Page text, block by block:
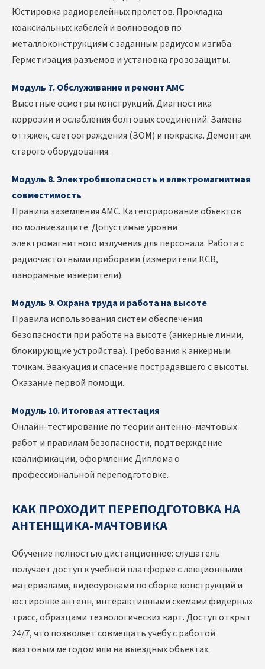
Юстировка радиорелейных пролетов. Прокладка
коаксиальных кабелей и волноводов по
металлоконструкциям с заданным радиусом изгиба.
Герметизация разъемов и установка грозозащиты.
Модуль 7. Обслуживание и ремонт АМС
Высотные осмотры конструкций. Диагностика
коррозии и ослабления болтовых соединений. Замена
оттяжек, светоограждения (ЗОМ) и покраска. Демонтаж
старого оборудования.
Модуль 8. Электробезопасность и электромагнитная
совместимость
Правила заземления АМС. Категорирование объектов
по молниезащите. Допустимые уровни
электромагнитного излучения для персонала. Работа с
радиочастотными приборами (измерители КСВ,
панорамные измерители).
Модуль 9. Охрана труда и работа на высоте
Правила использования систем обеспечения
безопасности при работе на высоте (анкерные линии,
блокирующие устройства). Требования к анкерным
точкам. Эвакуация и спасение пострадавшего с высоты.
Оказание первой помощи.
Модуль 10. Итоговая аттестация
Онлайн-тестирование по теории антенно-мачтовых
работ и правилам безопасности, подтверждение
квалификации, оформление Диплома о
профессиональной переподготовке.
КАК ПРОХОДИТ ПЕРЕПОДГОТОВКА НА
АНТЕНЩИКА-МАЧТОВИКА
Обучение полностью дистанционное: слушатель
получает доступ к учебной платформе с лекционными
материалами, видеоуроками по сборке конструкций и
юстировке антенн, интерактивными схемами фидерных
трасс, образцами технологических карт. Доступ открыт
24/7, что позволяет совмещать учебу с работой
вахтовым методом или на выездных объектах.